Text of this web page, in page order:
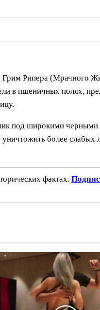
Грим Рипера (Мрачного
в пшеничных полях,
под широкими
более слабых
фактах.